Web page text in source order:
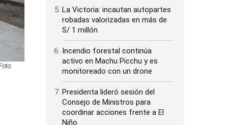
La Victoria: incautan autopartes
robadas valorizadas en más de
S/ 1 millón
Incendio forestal continúa
activo en Machu Picchu y es
monitoreado con un drone
Presidenta lideró sesión del
Consejo de Ministros para
coordinar acciones frente a El
Niño